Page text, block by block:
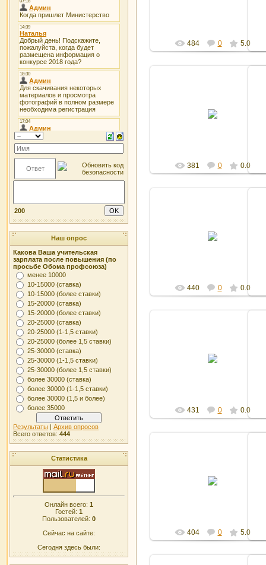
200
Наш опрос
Какова Ваша учительская
зарплата после повышения (по
просьбе Обома профсоюза)
менее 10000
10-15000 (ставка)
10-15000 (более ставки)
15-20000 (ставка)
15-20000 (более ставки)
20-25000 (ставка)
20-25000 (1-1,5 ставки)
20-25000 (более 1,5 ставки)
25-30000 (ставка)
25-30000 (1-1,5 ставки)
25-30000 (более 1,5 ставки)
более 30000 (ставка)
более 30000 (1-1,5 ставки)
более 30000 (1,5 и более)
более 35000
Результаты | Архив опросов
Всего ответов: 444
Статистика
Онлайн всего: 1
Гостей: 1
Пользователей: 0
Сейчас на сайте:
Сегодня здесь были:
484 0 5.0
381 0 0.0
440 0 0.0
431 0 0.0
404 0 5.0